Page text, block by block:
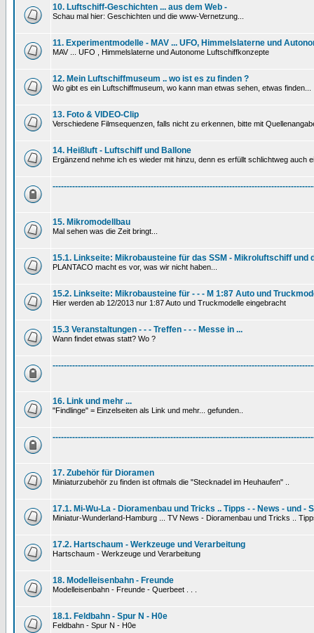
10. Luftschiff-Geschichten ... aus dem Web -
Schau mal hier: Geschichten und die www-Vernetzung...
11. Experimentmodelle - MAV ... UFO, Himmelslaterne und
MAV ... UFO , Himmelslaterne und Autonome Luftschiffkonzepte
12. Mein Luftschiffmuseum .. wo ist es zu finden ?
Wo gibt es ein Luftschiffmuseum, wo kann man etwas sehen, etwas finden...
13. Foto & VIDEO-Clip
Verschiedene Filmsequenzen, falls nicht zu erkennen, bitte mit
14. Heißluft - Luftschiff und Ballone
Ergänzend nehme ich es wieder mit hinzu, denn es erfüllt schlichtweg auch
15. Mikromodellbau
Mal sehen was die Zeit bringt...
15.1. Linkseite: Mikrobausteine für das SSM - Mikroluftschiff und
PLANTACO macht es vor, was wir nicht haben...
15.2. Linkseite: Mikrobausteine für - - - M 1:87 Auto und
Hier werden ab 12/2013 nur 1:87 Auto und Truckmodelle eingebracht
15.3 Veranstaltungen - - - Treffen - - - Messe in ...
Wann findet etwas statt? Wo ?
16. Link und mehr ...
"Findlinge" = Einzelseiten als Link und mehr... gefunden..
17. Zubehör für Dioramen
Miniaturzubehör zu finden ist oftmals die "Stecknadel im Heuhaufen" ..
17.1. Mi-Wu-La - Dioramenbau und Tricks .. Tipps - - News - und -
Miniatur-Wunderland-Hamburg ... TV News - Dioramenbau und Tricks ..
17.2. Hartschaum - Werkzeuge und Verarbeitung
Hartschaum - Werkzeuge und Verarbeitung
18. Modelleisenbahn - Freunde
Modelleisenbahn - Freunde - Querbeet . . .
18.1. Feldbahn - Spur N - H0e
Feldbahn - Spur N - H0e